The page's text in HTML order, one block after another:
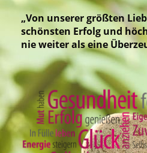
„Von unserer größten
schönsten Erfolg und
nie weiter als eine